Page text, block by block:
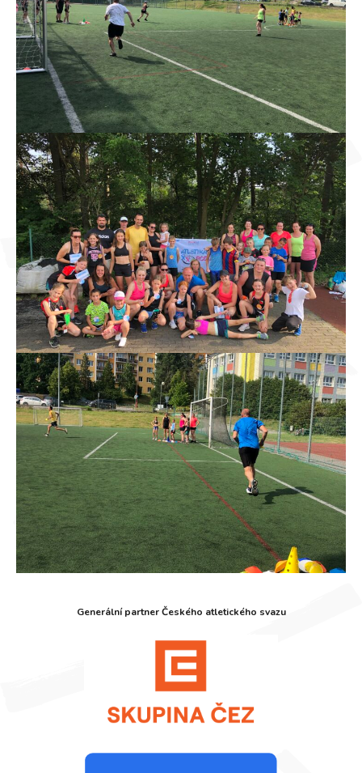
Generální partner Českého atletického svazu